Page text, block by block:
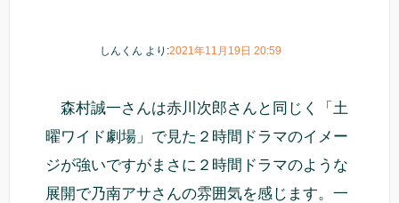
しんくん より:2021年11月19日 20:59
森村誠一さんは赤川次郎さんと同じく「土
曜ワイド劇場」で見た２時間ドラマのイメー
ジが強いですがまさに２時間ドラマのような
展開で乃南アサさんの雰囲気を感じます。一